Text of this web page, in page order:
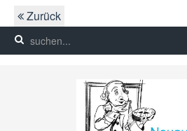
Zurück